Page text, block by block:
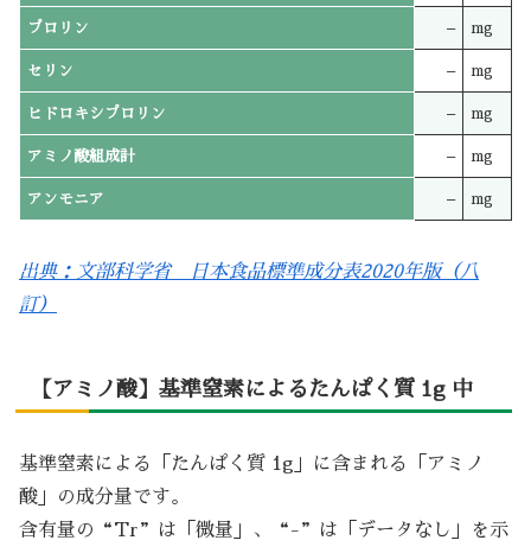
プロリン – mg
セリン – mg
ヒドロキシプロリン – mg
アミノ酸組成計 – mg
アンモニア – mg
出典：文部科学省 日本食品標準成分表2020年版（八
訂）
【アミノ酸】基準窒素によるたんぱく質 1g 中
基準窒素による「たんぱく質 1g」に含まれる「アミノ
酸」の成分量です。
含有量の“Tr”は「微量」、“-”は「データなし」を示